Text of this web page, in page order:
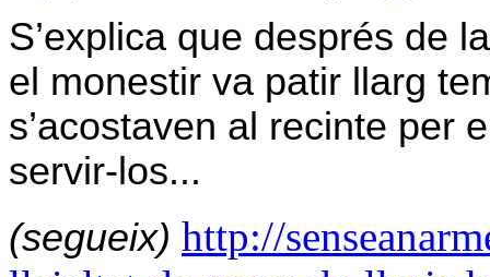
S’explica que després de
el monestir va patir llarg
s’acostaven al recinte per
servir-los...
(segueix) http://